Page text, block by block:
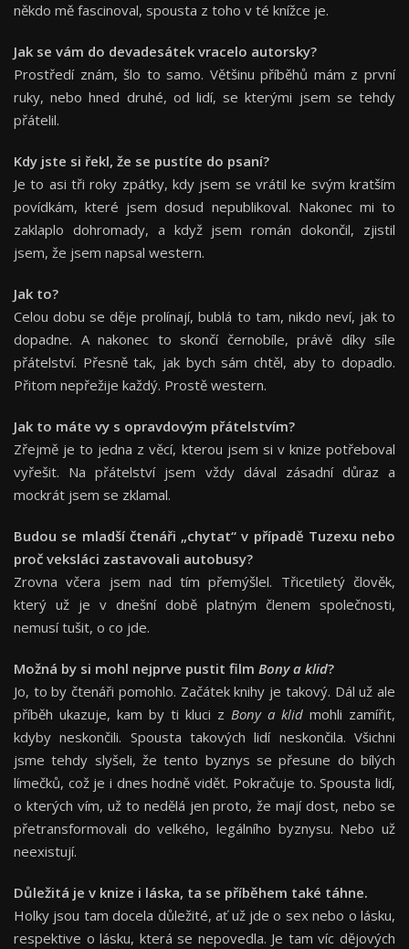
někdo mě fascinoval, spousta z toho v té knížce je.
Jak se vám do devadesátek vracelo autorsky?
Prostředí znám, šlo to samo. Většinu příběhů mám z první
ruky, nebo hned druhé, od lidí, se kterými jsem se tehdy
přátelil.
Kdy jste si řekl, že se pustíte do psaní?
Je to asi tři roky zpátky, kdy jsem se vrátil ke svým kratším
povídkám, které jsem dosud nepublikoval. Nakonec mi to
zaklaplo dohromady, a když jsem román dokončil, zjistil
jsem, že jsem napsal western.
Jak to?
Celou dobu se děje prolínají, bublá to tam, nikdo neví, jak to
dopadne. A nakonec to skončí černobíle, právě díky síle
přátelství. Přesně tak, jak bych sám chtěl, aby to dopadlo.
Přitom nepřežije každý. Prostě western.
Jak to máte vy s opravdovým přátelstvím?
Zřejmě je to jedna z věcí, kterou jsem si v knize potřeboval
vyřešit. Na přátelství jsem vždy dával zásadní důraz a
mockrát jsem se zklamal.
Budou se mladší čtenáři „chytat“ v případě Tuzexu nebo
proč veksláci zastavovali autobusy?
Zrovna včera jsem nad tím přemýšlel. Třicetiletý člověk,
který už je v dnešní době platným členem společnosti,
nemusí tušit, o co jde.
Možná by si mohl nejprve pustit film Bony a klid?
Jo, to by čtenáři pomohlo. Začátek knihy je takový. Dál už ale
příběh ukazuje, kam by ti kluci z Bony a klid mohli zamířit,
kdyby neskončili. Spousta takových lidí neskončila. Všichni
jsme tehdy slyšeli, že tento byznys se přesune do bílých
límečků, což je i dnes hodně vidět. Pokračuje to. Spousta lidí,
o kterých vím, už to nedělá jen proto, že mají dost, nebo se
přetransformovali do velkého, legálního byznysu. Nebo už
neexistují.
Důležitá je v knize i láska, ta se příběhem také táhne.
Holky jsou tam docela důležité, ať už jde o sex nebo o lásku,
respektive o lásku, která se nepovedla. Je tam víc dějových